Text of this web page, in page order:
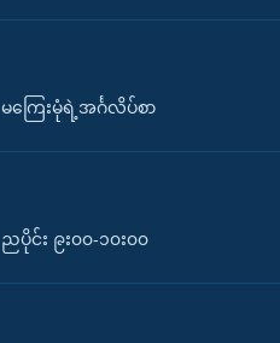
မကြေးမုံရဲ့အင်္ဂလိပ်စာ
ညပိုင်း ၉း၀၀-၁၀း၀၀